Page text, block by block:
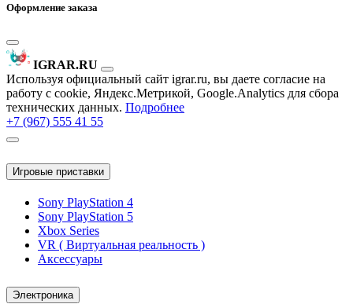
Оформление заказа
IGRAR.RU
Используя официальный сайт igrar.ru, вы даете согласие на
работу с cookie, Яндекс.Метрикой, Google.Analytics для сбора
технических данных. Подробнее
+7 (967) 555 41 55
Игровые приставки
Sony PlayStation 4
Sony PlayStation 5
Xbox Series
VR ( Виртуальная реальность )
Аксессуары
Электроника